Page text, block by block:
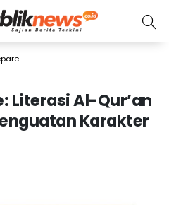
Literasi Al-Qur’an
Karakter